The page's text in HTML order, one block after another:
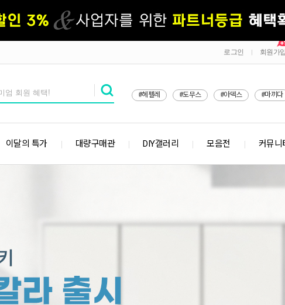
로그인 회원가입
#헤펠레 #도무스 #아덱스 #마끼다
이달의 특가 대량구매관 DIY갤러리 모음전 커뮤니